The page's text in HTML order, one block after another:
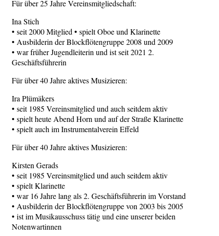
Für über 25 Jahre Vereinsmitgliedschaft:
Ina Stich
• seit 2000 Mitglied • spielt Oboe und Klarinette
• Ausbilderin der Blockflötengruppe 2008 und 2009
• war früher Jugendleiterin und ist seit 2021 2.
Geschäftsführerin
Für über 40 Jahre aktives Musizieren:
Ira Plümäkers
• seit 1985 Vereinsmitglied und auch seitdem aktiv
• spielt heute Abend Horn und auf der Straße Klarinette
• spielt auch im Instrumentalverein Effeld
Für über 40 Jahre aktives Musizieren:
Kirsten Gerads
• seit 1985 Vereinsmitglied und auch seitdem aktiv
• spielt Klarinette
• war 16 Jahre lang als 2. Geschäftsführerin im Vorstand
• Ausbilderin der Blockflötengruppe von 2003 bis 2005
• ist im Musikausschuss tätig und eine unserer beiden
Notenwartinnen